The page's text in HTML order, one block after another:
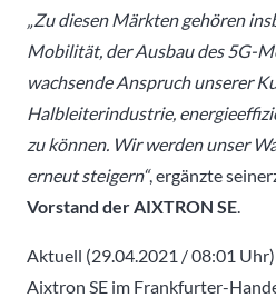
„Zu diesen Märkten gehören
Mobilität, der Ausbau des 5G-
wachsende Anspruch unserer
Halbleiterindustrie,
zu können. Wir werden unser
erneut steigern“, ergänzte
Vorstand der AIXTRON SE.
Aktuell (29.04.2021 / 08:01
Aixtron SE im Frankfurter-